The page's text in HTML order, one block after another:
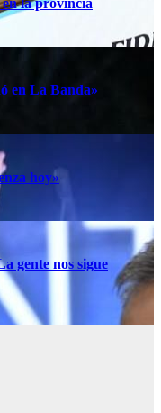
en La Banda»
hoy»
gente nos sigue